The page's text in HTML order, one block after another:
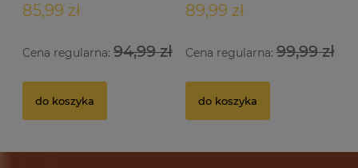
85,99 zł
Cena regularna: 94,99 zł
do koszyka
89,99 zł
Cena regularna:99,99 zł
do koszyka
12,69 zł